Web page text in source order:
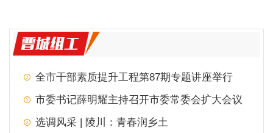
全市干部素质提升工程第87期专题讲座举行
市委书记薛明耀主持召开市委常委会扩大会议
选调风采 | 陵川：青春润乡土